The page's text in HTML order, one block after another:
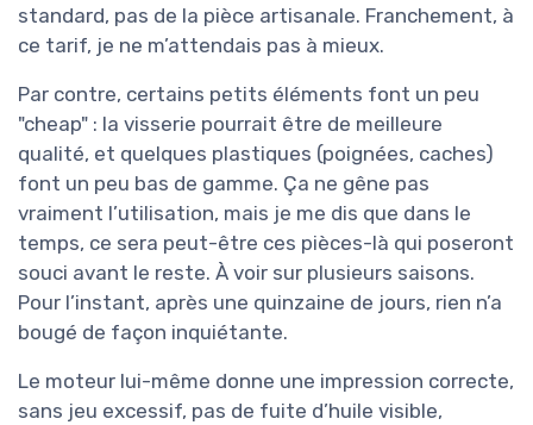
standard, pas de la pièce artisanale. Franchement, à
ce tarif, je ne m’attendais pas à mieux.
Par contre, certains petits éléments font un peu
"cheap" : la visserie pourrait être de meilleure
qualité, et quelques plastiques (poignées, caches)
font un peu bas de gamme. Ça ne gêne pas
vraiment l’utilisation, mais je me dis que dans le
temps, ce sera peut-être ces pièces-là qui poseront
souci avant le reste. À voir sur plusieurs saisons.
Pour l’instant, après une quinzaine de jours, rien n’a
bougé de façon inquiétante.
Le moteur lui-même donne une impression correcte,
sans jeu excessif, pas de fuite d’huile visible,